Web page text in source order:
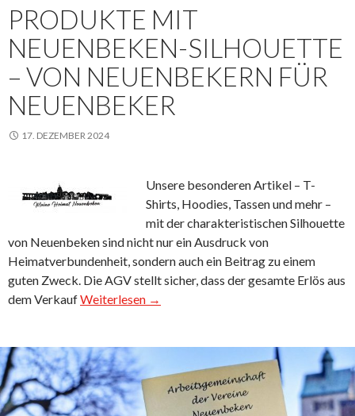
PRODUKTE MIT
NEUENBEKEN-SILHOUETTE
– VON NEUENBEKERN FÜR
NEUENBEKER
17. DEZEMBER 2024
Unsere besonderen Artikel – T-
Shirts, Hoodies, Tassen und mehr –
mit der charakteristischen Silhouette
von Neuenbeken sind nicht nur ein Ausdruck von
Heimatverbundenheit, sondern auch ein Beitrag zu einem
guten Zweck. Die AGV stellt sicher, dass der gesamte Erlös aus
dem VerkaufWeiterlesen →